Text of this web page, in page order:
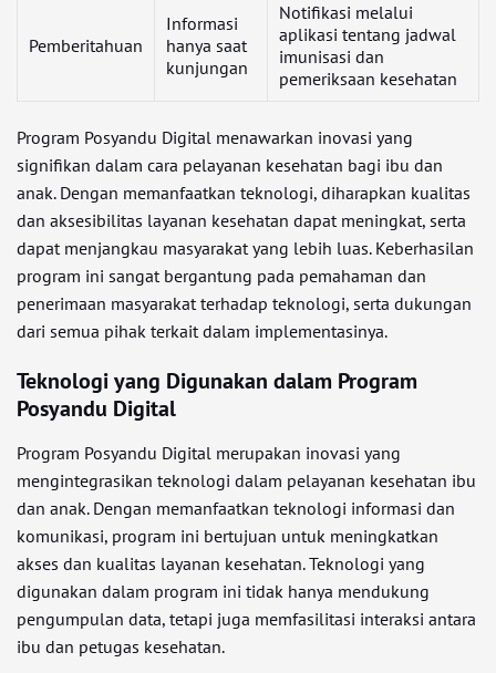
Pemberitahuan
Informasi
hanya saat
kunjungan
Notifikasi melalui
aplikasi tentang jadwal
imunisasi dan
pemeriksaan kesehatan
Program Posyandu Digital menawarkan inovasi yang
signifikan dalam cara pelayanan kesehatan bagi ibu dan
anak. Dengan memanfaatkan teknologi, diharapkan kualitas
dan aksesibilitas layanan kesehatan dapat meningkat, serta
dapat menjangkau masyarakat yang lebih luas. Keberhasilan
program ini sangat bergantung pada pemahaman dan
penerimaan masyarakat terhadap teknologi, serta dukungan
dari semua pihak terkait dalam implementasinya.
Teknologi yang Digunakan dalam Program
Posyandu Digital
Program Posyandu Digital merupakan inovasi yang
mengintegrasikan teknologi dalam pelayanan kesehatan ibu
dan anak. Dengan memanfaatkan teknologi informasi dan
komunikasi, program ini bertujuan untuk meningkatkan
akses dan kualitas layanan kesehatan. Teknologi yang
digunakan dalam program ini tidak hanya mendukung
pengumpulan data, tetapi juga memfasilitasi interaksi antara
ibu dan petugas kesehatan.